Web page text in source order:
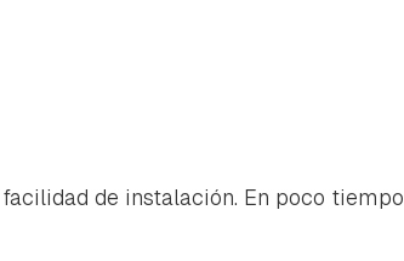
de instalación. En poco tiempo